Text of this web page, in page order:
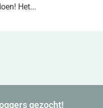
Het...
gezocht!